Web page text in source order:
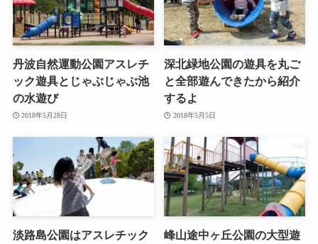
丹波自然運動公園アスレチ
ック遊具とじゃぶじゃぶ池
の水遊び
2018年5月28日
深北緑地公園の遊具を丸ご
と全部遊んできたから紹介
するよ
2018年5月5日
淡路島公園はアスレチック
峰山途中ヶ丘公園の大型遊